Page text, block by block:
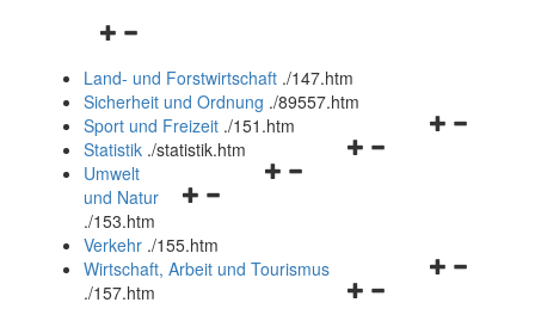
Navigationsmenü
und
schließen
Land- und Forstwirtschaft ./147.htm
Sicherheit und Ordnung ./89557.htm
Navigationsmenü
Sport und Freizeit ./151.htm
Navigationsmenü
Statistik ./statistik.htm
Navigationsmenü
und
schließen
Umwelt
und Natur
./153.htm
Verkehr ./155.htm
Navigationsmenü
Wirtschaft, Arbeit und Tourismus
./157.htm